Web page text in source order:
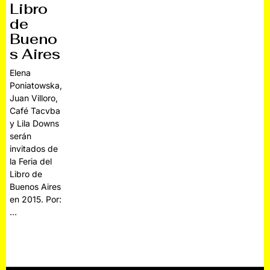
Libro
de
Bueno
s Aires
Elena
Poniatowska,
Juan Villoro,
Café Tacvba
y Lila Downs
serán
invitados de
la Feria del
Libro de
Buenos Aires
en 2015. Por:
…